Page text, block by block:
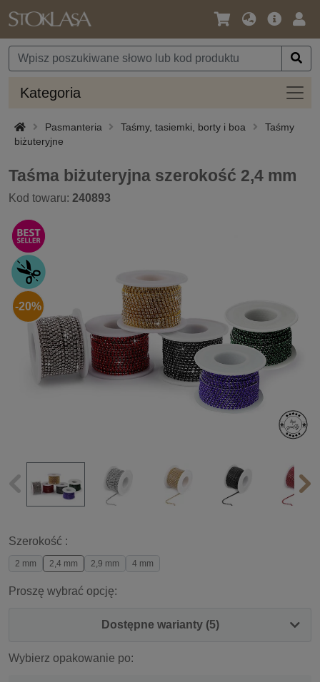
Język
Waluta
Oferta
Kategoria
Pasmanteria Taśmy, tasiemki, borty i boa
Taśmy
biżuteryjne
Taśma biżuteryjna szerokość 2,4 mm
Kod towaru: 240893
-20%
Szerokość :
2 mm 2,4 mm 2,9 mm 4 mm
Proszę wybrać opcję:
Dostępne warianty (5)
Wybierz opakowanie po: